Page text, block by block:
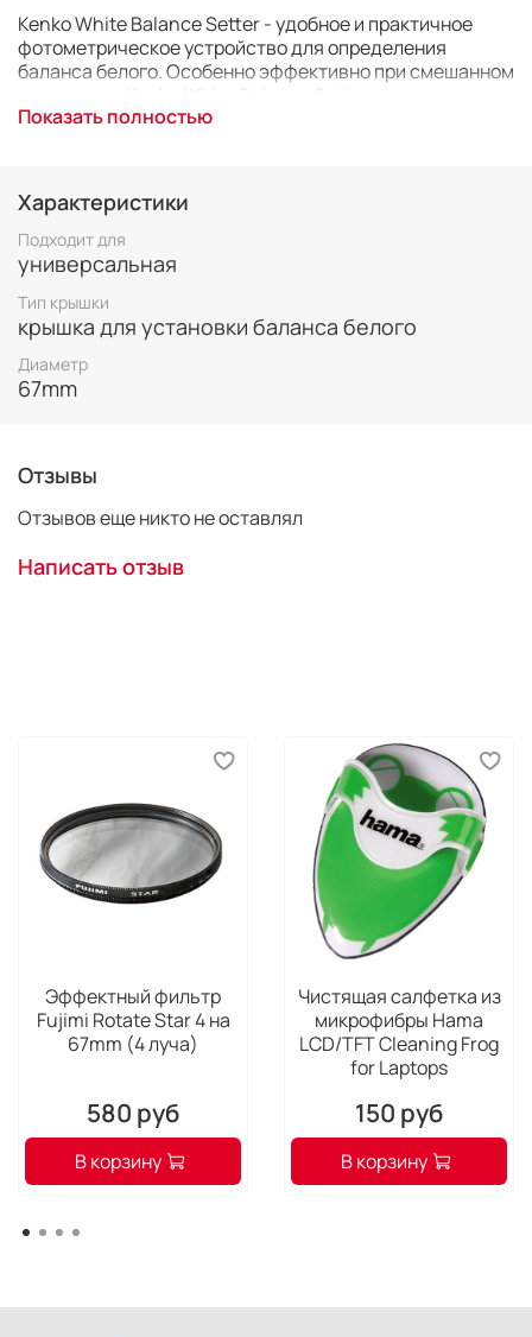
Kenko White Balance Setter - удобное и практичное
фотометрическое устройство для определения
баланса белого. Особенно эффективно при смешанном
резьбу объектива фотокамеры. Комплект поставки
транспортировки.
Показать полностью
Характеристики
Подходит для
универсальная
Тип крышки
крышка для установки баланса белого
Диаметр
67mm
Отзывы
Отзывов еще никто не оставлял
Написать отзыв
Эффектный фильтр
Fujimi Rotate Star 4 на
67mm (4 луча)
580 руб
В корзину
Чистящая салфетка из
микрофибры Hama
LCD/TFT Cleaning Frog
for Laptops
150 руб
В корзину